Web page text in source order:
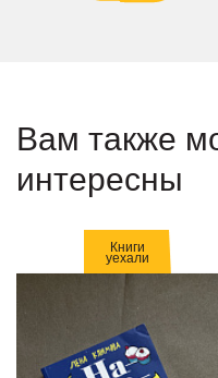
Вам также
интересны
Книги
уехали